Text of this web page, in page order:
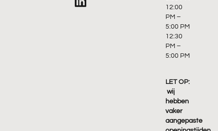
12:00
PM –
5:00 PM
12:30
PM –
5:00 PM
LET OP:
wij
hebben
vaker
aangepaste